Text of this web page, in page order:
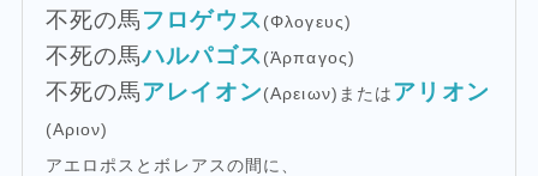
不死の馬フロゲウス(Φλογευς)
不死の馬ハルパゴス(Ἁρπαγος)
不死の馬アレイオン(Αρειων)または アリオン
(Αριον)
アエロポスとボレアスの間に、